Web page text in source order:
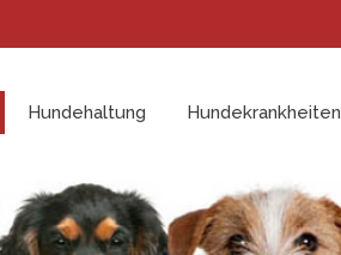
Hundehaltung Hundekrankheiten